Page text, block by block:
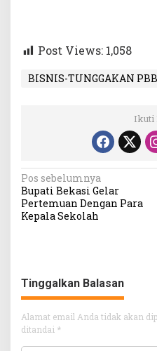
Post Views: 1,058
BISNIS-TUNGGAKAN PBB
Ikuti
Navigasi
pos
Pos sebelumnya
Bupati Bekasi Gelar
Pertemuan Dengan Para
Kepala Sekolah
Tinggalkan Balasan
Alamat email Anda tidak akan
ditandai *